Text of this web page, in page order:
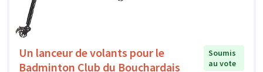
Un lanceur de volants pour le
Badminton Club du Bouchardais
Soumis
au vote